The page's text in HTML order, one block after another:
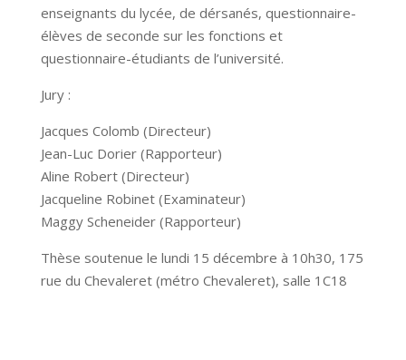
enseignants du lycée, de dérsanés, questionnaire-
élèves de seconde sur les fonctions et
questionnaire-étudiants de l’université.
Jury :
Jacques Colomb (Directeur)
Jean-Luc Dorier (Rapporteur)
Aline Robert (Directeur)
Jacqueline Robinet (Examinateur)
Maggy Scheneider (Rapporteur)
Thèse soutenue le lundi 15 décembre à 10h30, 175
rue du Chevaleret (métro Chevaleret), salle 1C18